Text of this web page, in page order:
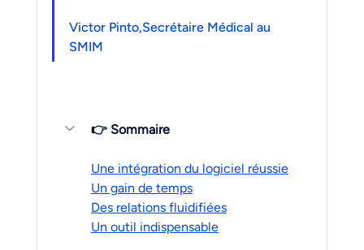
Victor Pinto,Secrétaire Médical au
SMIM
👉 Sommaire
Une intégration du logiciel réussie
Un gain de temps
Des relations fluidifiées
Un outil indispensable